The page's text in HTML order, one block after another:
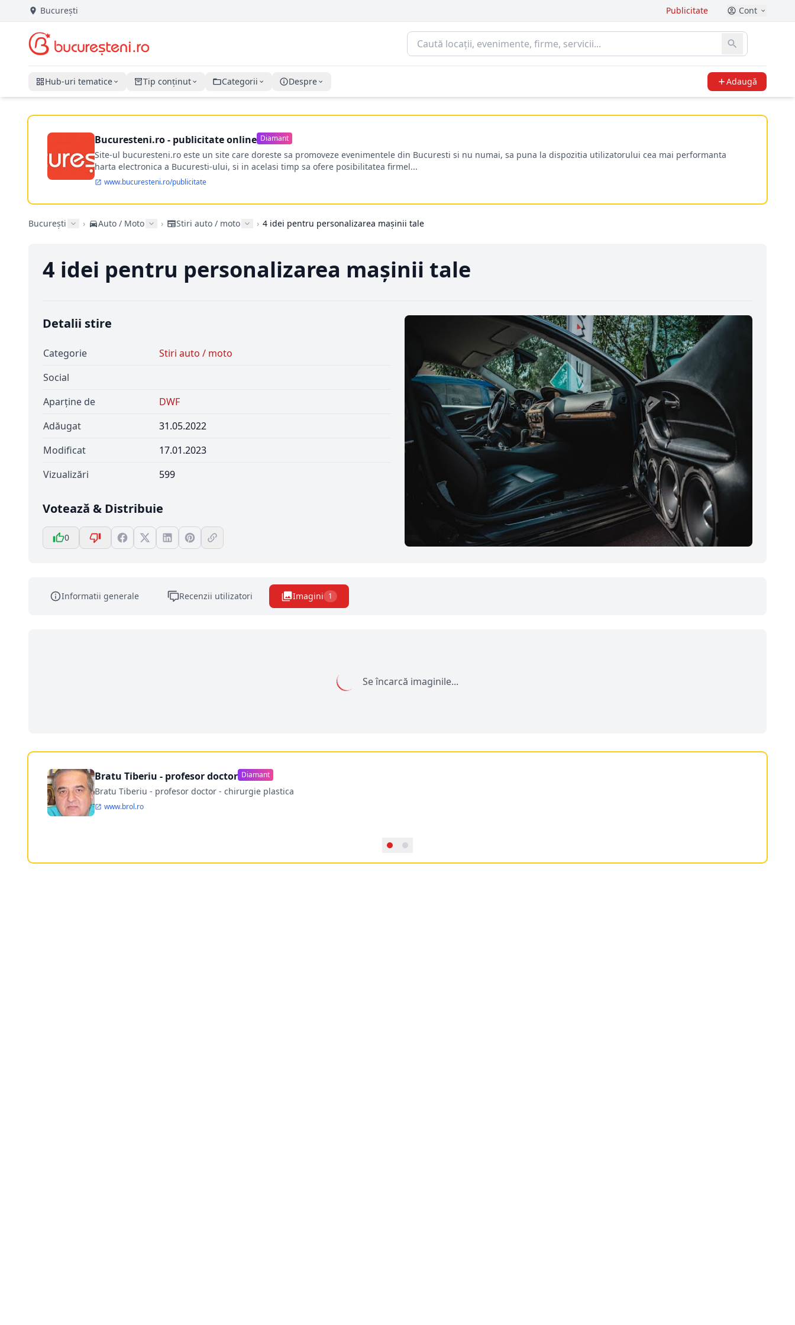
București Publicitate Cont
Hub-uri tematice Tip conținut Categorii Despre Adaugă
Bucuresteni.ro - publicitate online Diamant
Site-ul bucuresteni.ro este un site care doreste sa promoveze evenimentele din Bucuresti si nu numai, sa puna la dispozitia utilizatorului cea mai performanta
harta electronica a Bucuresti-ului, si in acelasi timp sa ofere posibilitatea firmel...
www.bucuresteni.ro/publicitate
București › Auto / Moto › Stiri auto / moto › 4 idei pentru personalizarea maşinii tale
4 idei pentru personalizarea maşinii tale
Detalii stire
Categorie
Stiri auto / moto
Social
Aparține de
DWF
Adăugat
31.05.2022
Modificat
17.01.2023
Vizualizări
599
Votează & Distribuie
0
Informatii generale Recenzii utilizatori Imagini 1
Se încarcă imaginile...
Bratu Tiberiu - profesor doctor Diamant
Bratu Tiberiu - profesor doctor - chirurgie plastica
www.brol.ro